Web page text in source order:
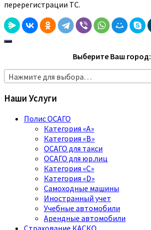
перерегистрации ТС.
Выберите Ваш город:
Нажмите для выбора…
Наши Услуги
Полис ОСАГО
Категория «A»
Категория «B»
ОСАГО для такси
ОСАГО для юр.лиц
Категория «C»
Категория «D»
Самоходные машины
Иностранный учет
Учебные автомобили
Арендные автомобили
Страхование КАСКО